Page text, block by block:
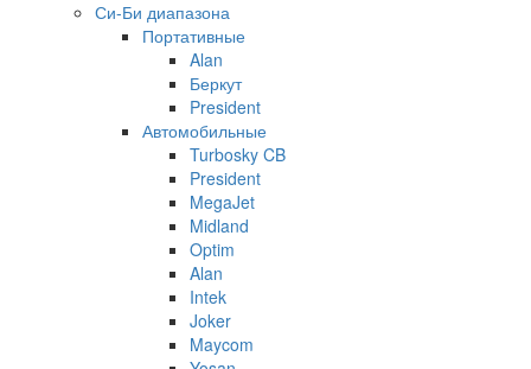
Си-Би диапазона
Портативные
Alan
Беркут
President
Автомобильные
Turbosky CB
President
MegaJet
Midland
Optim
Alan
Intek
Joker
Maycom